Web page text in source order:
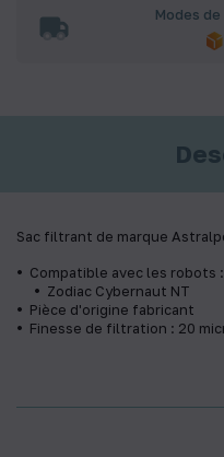
Modes
Sac filtrant de marque
Compatible avec les robots :
Zodiac Cybernaut NT
Pièce d'origine fabricant
Finesse de filtration : 20